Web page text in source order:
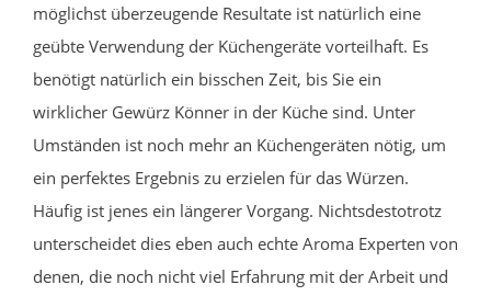
möglichst überzeugende Resultate ist natürlich eine
geübte Verwendung der Küchengeräte vorteilhaft. Es
benötigt natürlich ein bisschen Zeit, bis Sie ein
wirklicher Gewürz Könner in der Küche sind. Unter
Umständen ist noch mehr an Küchengeräten nötig, um
ein perfektes Ergebnis zu erzielen für das Würzen.
Häufig ist jenes ein längerer Vorgang. Nichtsdestotrotz
unterscheidet dies eben auch echte Aroma Experten von
denen, die noch nicht viel Erfahrung mit der Arbeit und